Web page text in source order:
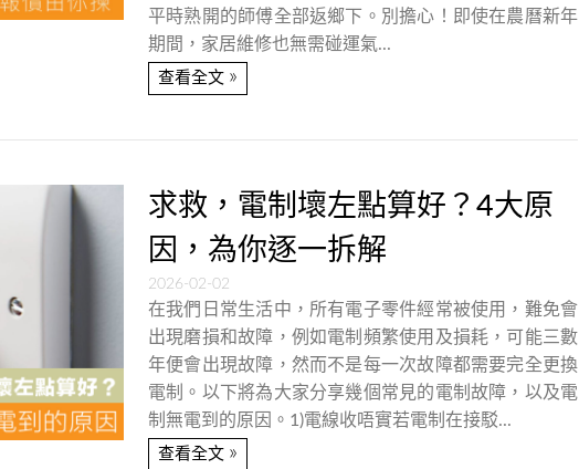
平時熟開的師傅全部返鄉下。別擔心！即使在農曆新年
期間，家居維修也無需碰運氣...
查看全文 »
求救，電制壞左點算好？4大原
因，為你逐一拆解
2026-02-02
在我們日常生活中，所有電子零件經常被使用，難免會
出現磨損和故障，例如電制頻繁使用及損耗，可能三數
年便會出現故障，然而不是每一次故障都需要完全更換
電制。以下將為大家分享幾個常見的電制故障，以及電
制無電到的原因。1)電線收唔實若電制在接駁...
查看全文 »